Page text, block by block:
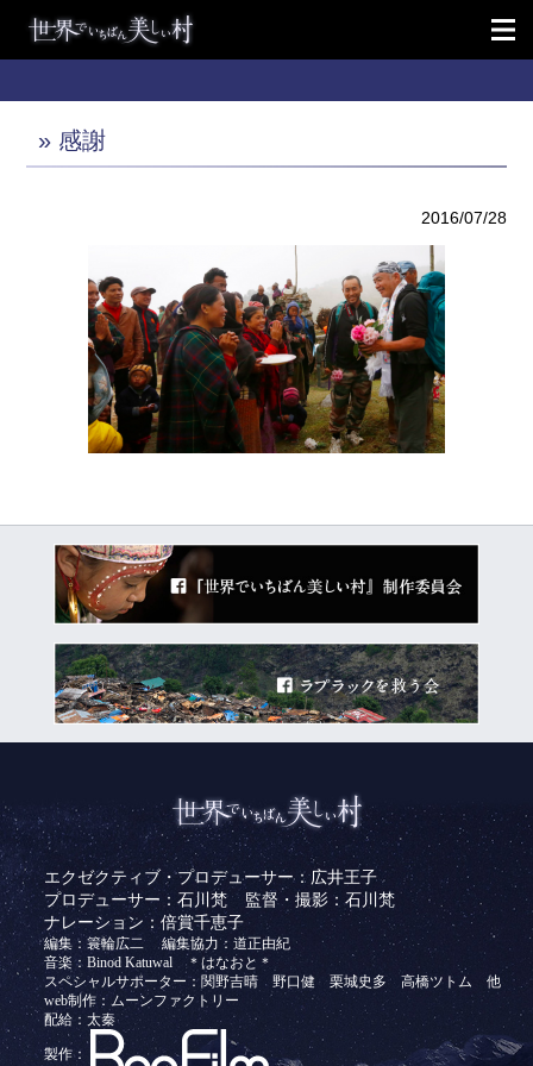
» 感謝
2016/07/28
エクゼクティブ・プロデューサー：広井王子
プロデューサー：石川梵
監督・撮影：石川梵
ナレーション：倍賞千恵子
編集：簑輪広二
編集協力：道正由紀
音楽：Binod Katuwal ＊はなおと＊
スペシャルサポーター：関野吉晴 野口健 栗城史多 高橋ツトム 他
web制作：ムーンファクトリー
配給：太秦
製作：